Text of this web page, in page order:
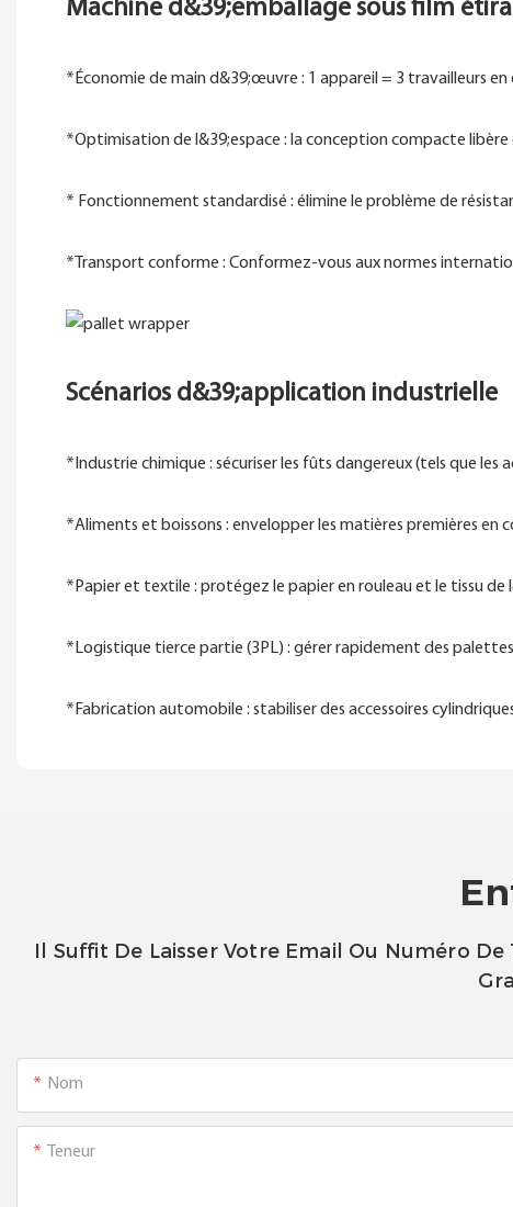
Machine d&39;emballage sous film
*Économie de main d&39;œuvre : 1 appareil = 3 travailleurs
*Optimisation de l&39;espace : la conception compacte
* Fonctionnement standardisé : élimine le problème de
*Transport conforme : Conformez-vous aux normes
Scénarios d&39;application industrielle
*Industrie chimique : sécuriser les fûts dangereux (tels que
*Aliments et boissons : envelopper les matières premières en
*Papier et textile : protégez le papier en rouleau et le tissu de
*Logistique tierce partie (3PL) : gérer rapidement des
*Fabrication automobile : stabiliser des accessoires
Il Suffit De Laisser Votre Email Ou Numéro
Nom
Teneur